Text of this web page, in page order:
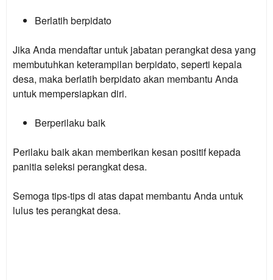
Berlatih berpidato
Jika Anda mendaftar untuk jabatan perangkat desa yang
membutuhkan keterampilan berpidato, seperti kepala
desa, maka berlatih berpidato akan membantu Anda
untuk mempersiapkan diri.
Berperilaku baik
Perilaku baik akan memberikan kesan positif kepada
panitia seleksi perangkat desa.
Semoga tips-tips di atas dapat membantu Anda untuk
lulus tes perangkat desa.